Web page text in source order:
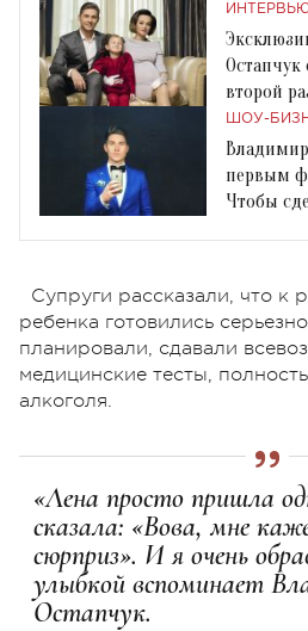
Остапчук
второй
ШОУ-
первым
Чтобы
Супруги рассказали, что к
ребенка готовились
планировали, сдавали
медицинские тесты,
алкоголя.
«Лена просто пришла
сказала: «Вова, мне
сюрприз». И я очень
улыбкой вспоминает
Остапчук.